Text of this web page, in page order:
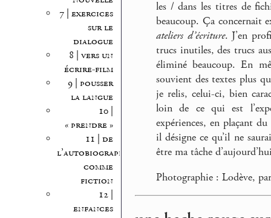
7 | exercices
sur le
dialogue
8 | vers un
écrire-film
9 | pousser
la langue
10 |
« prendre »
11 | de
l’autobiographie
comme
fiction
12 |
enfances
les / dans les titres de
beaucoup. Ça concernait
ateliers d’écriture. J’en
trucs inutiles, des trucs
éliminé beaucoup. En
souvient des textes plus
je relis, celui-ci, bien
loin de ce qui est
expériences, en plaçant
il désigne ce qu’il ne
être ma tâche
Photographie : Lodève,